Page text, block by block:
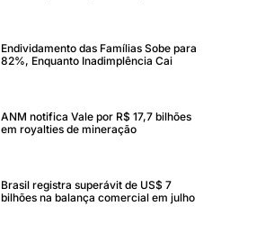
Endividamento das Famílias Sobe para
82%, Enquanto Inadimplência Cai
ANM notifica Vale por R$ 17,7 bilhões
em royalties de mineração
Brasil registra superávit de US$ 7
bilhões na balança comercial em julho